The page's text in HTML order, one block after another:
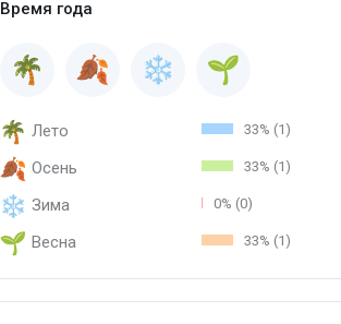
Время года
Лето 33% (1)
Осень 33% (1)
Зима 0% (0)
Весна 33% (1)